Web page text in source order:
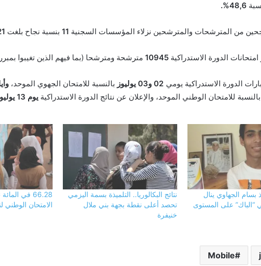
48,6%
.
من المترشحات والمترشحين نزلاء المؤسسات السجنية بنسبة نجاح بلغت
الدورة الاستدراكية 10945 مترشحة ومترشحا (بما فيهم الذين تغيبوا بمبرر
الدورة الاستدراكية يومي 02و03يوليوز بالنسبة للامتحان الجهوي الموحد،
بالنسبة للامتحان الوطني الموحد، والإعلان عن نتائج الدورة الاستدراكية يوم 13 يوليوز 2019
بسام الجهاوي ينال
على المستوى
نتائج البكالوريا.. التلميذة بسمة اليزمي
تحصد أعلى نقطة بجهة بني ملال
خنيفرة
66.28 في
الامتحان الوطني
Mobile